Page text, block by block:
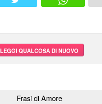
LEGGI QUALCOSA DI NUOVO
Frasi di Amore